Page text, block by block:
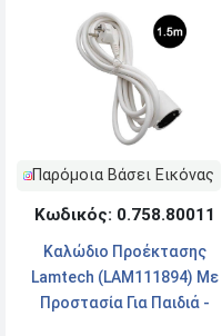
Παρόμοια Βάσει Εικόνας
Κωδικός: 0.758.80011
Καλώδιο Προέκτασης
Lamtech (LAM111894) Με
Προστασία Για Παιδιά -